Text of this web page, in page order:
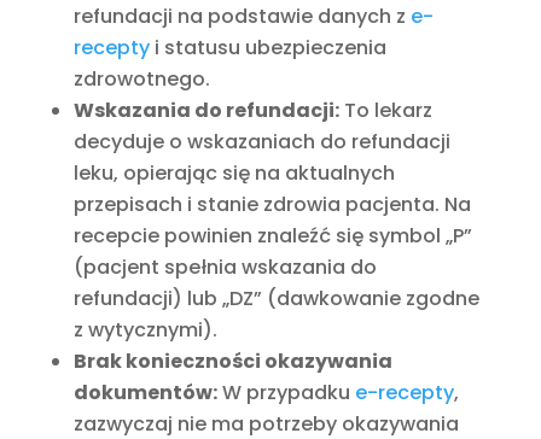
refundacji na podstawie danych z e-
receptyi statusu ubezpieczenia
zdrowotnego.
Wskazania do refundacji:To lekarz
decyduje o wskazaniach do refundacji
leku, opierając się na aktualnych
przepisach i stanie zdrowia pacjenta. Na
recepcie powinien znaleźć się symbol „P”
(pacjent spełnia wskazania do
refundacji) lub „DZ” (dawkowanie zgodne
z wytycznymi).
Brak konieczności okazywania
dokumentów:W przypadku e-recepty,
zazwyczaj nie ma potrzeby okazywania